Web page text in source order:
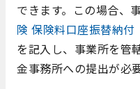
できます。この場合、
険 保険料口座振替納付
を記入し、事業所を管
金事務所への提出が必